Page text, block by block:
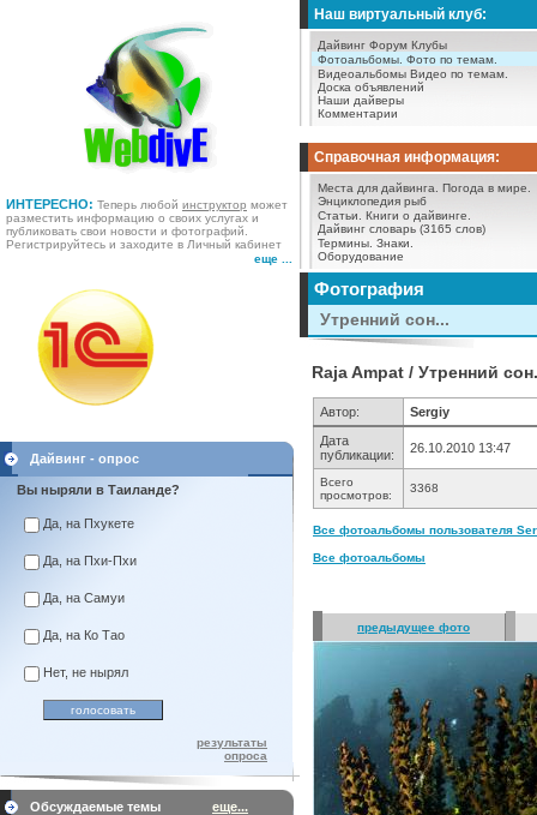
ИНТЕРЕСНО: Теперь любой инструктор может
разместить информацию о своих услугах и
публиковать свои новости и фотографий.
Регистрируйтесь и заходите в Личный кабинет
еще ...
Наш виртуальный клуб:
Дайвинг Форум Клубы
Фотоальбомы. Фото по темам.
Видеоальбомы Видео по темам.
Доска объявлений
Наши дайверы
Комментарии
Справочная информация:
Места для дайвинга.
Погода в мире.
Энциклопедия рыб
Статьи.
Книги о дайвинге.
Дайвинг словарь (3165 слов)
Термины. Знаки.
Оборудование
Дайвинг - опрос
Вы ныряли в Таиланде?
Да, на Пхукете
Да, на Пхи-Пхи
Да, на Самуи
Да, на Ко Тао
Нет, не нырял
результаты
опроса
Обсуждаемые темы
еще...
Фотография
Утренний сон...
Raja Ampat / Утренний
Автор:
Sergiy
Дата
публикации:
26.10.2010 13:47
Всего
просмотров:
3368
Все фотоальбомы пользователя
Все фотоальбомы
предыдущее фото